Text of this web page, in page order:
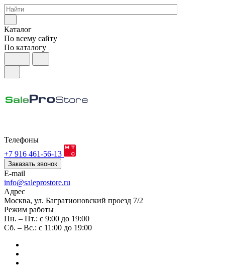
Каталог
По всему сайту
По каталогу
Телефоны
+7 916 461-56-13
Заказать звонок
E-mail
info@saleprostore.ru
Адрес
Москва, ул. Багратионовский проезд 7/2
Режим работы
Пн. – Пт.: с 9:00 до 19:00
Сб. – Вс.: с 11:00 до 19:00